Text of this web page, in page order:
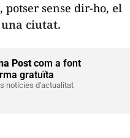
sense dir-ho, el
ciutat.
Postcom a font
gratuïta
notícies d'actualitat